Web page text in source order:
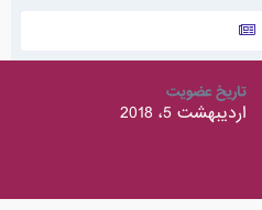
تاریخ عضویت
اردیبهشت 5، 2018